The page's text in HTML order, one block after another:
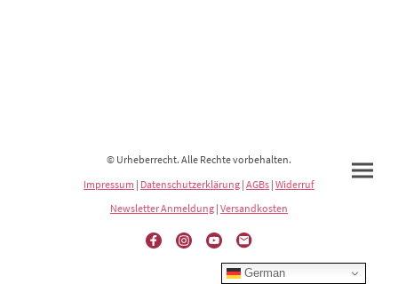
© Urheberrecht. Alle Rechte vorbehalten.
Impressum | Datenschutzerklärung | AGBs | Widerruf
Newsletter Anmeldung | Versandkosten
German